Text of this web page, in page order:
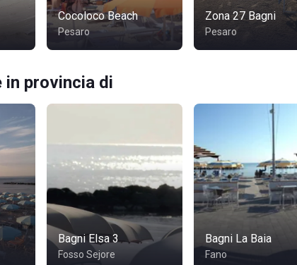
Cocoloco Beach
Pesaro
Zona 27 Bagni
Pesaro
in provincia di
Bagni Elsa 3
Fosso Sejore
Bagni La Baia
Fano